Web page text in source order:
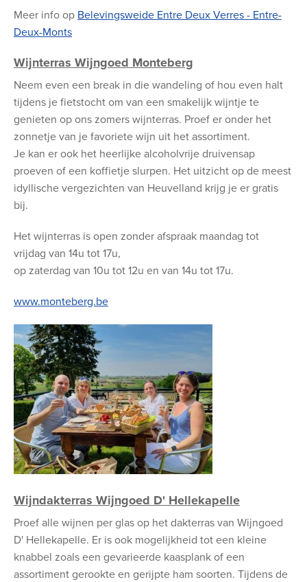
Meer info op Belevingsweide Entre Deux Verres - Entre-
Deux-Monts
Wijnterras Wijngoed Monteberg
Neem even een break in die wandeling of hou even halt
tijdens je fietstocht om van een smakelijk wijntje te
genieten op ons zomers wijnterras. Proef er onder het
zonnetje van je favoriete wijn uit het assortiment.
Je kan er ook het heerlijke alcoholvrije druivensap
proeven of een koffietje slurpen. Het uitzicht op de meest
idyllische vergezichten van Heuvelland krijg je er gratis
bij.
Het wijnterras is open zonder afspraak maandag tot
vrijdag van 14u tot 17u,
op zaterdag van 10u tot 12u en van 14u tot 17u.
www.monteberg.be
Wijndakterras Wijngoed D' Hellekapelle
Proef alle wijnen per glas op het dakterras van Wijngoed
D' Hellekapelle. Er is ook mogelijkheid tot een kleine
knabbel zoals een gevarieerde kaasplank of een
assortiment gerookte en gerijpte ham soorten. Tijdens de